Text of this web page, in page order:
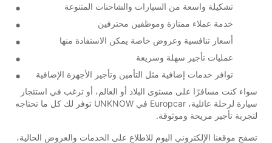
تشكيلة واسعة من السيارات والشاحنات المتنوعة
خدمة عملاء ممتازة وموظفين محترفين
أسعار تنافسية وعروض خاصة يمكن الاستفادة منها
عمليات تأجير سهلة وسريعة
توافر خدمات إضافية مثل التأمين وتأجير الأجهزة الإضافية
سواء كنت مسافرًا على مستوى البلاد أو العالم، أو ترغب في استئجار
سيارة لرحلة عائلية، Europcar في UNKNOW توفر لك كل ما تحتاجه
لتجربة تأجير مريحة وموثوقة.
تصفح موقعنا الإلكتروني اليوم للاطلاع على الخدمات والعروض الحالية،